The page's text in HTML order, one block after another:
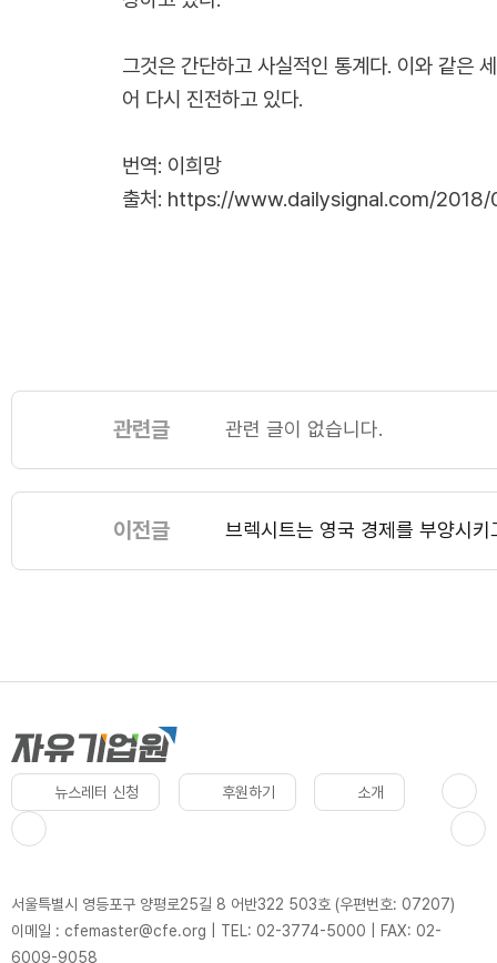
그것은 간단하고 사실적인 통계다. 이와 같은
어 다시 진전하고 있다.
번역: 이희망
출처: https://www.dailysignal.com/
관련글 관련 글이 없습니다.
이전글 브렉시트는 영국 경제를 부양시키
뉴스레터 신청 후원하기 소개
서울특별시 영등포구 양평로25길 8 어반322 503호 (우편번호: 07207)
이메일 : cfemaster@cfe.org
TEL: 02-3774-5000
FAX: 02-
6009-9058